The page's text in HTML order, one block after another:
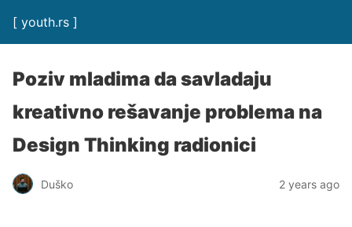
[ youth.rs ]
Poziv mladima da savladaju
kreativno rešavanje problema na
Design Thinking radionici
Duško 2 years ago